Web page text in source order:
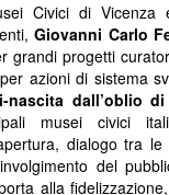
Civici di Vicenza
Giovanni Carlo
grandi progetti
azioni di sistema
nascita dall’oblio
musei civici
dialogo tra
del
alla